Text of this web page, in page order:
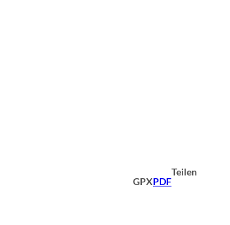
GPXPDF
Teilen